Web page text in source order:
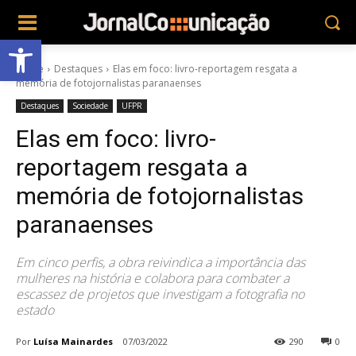
Abrir a barra de ferramentas
Home Destaques
Elas em foco: livro-reportagem resgata a
memória de fotojornalistas paranaenses
Destaques Sociedade UFPR
Elas em foco: livro-
reportagem resgata a
memória de fotojornalistas
paranaenses
Em cinco perfis, a obra reivindica a importância das
mulheres na história e colabora para combater a
escassez de projetos que investigam a fotografia no
estado
Por Luísa Mainardes 07/03/2022 0
290